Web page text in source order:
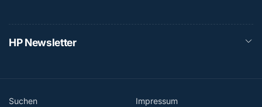
HP Newsletter
Suchen
Impressum